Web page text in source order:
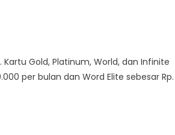
Gold, Platinum, World, dan Infinite
per bulan dan Word Elite sebesar Rp.